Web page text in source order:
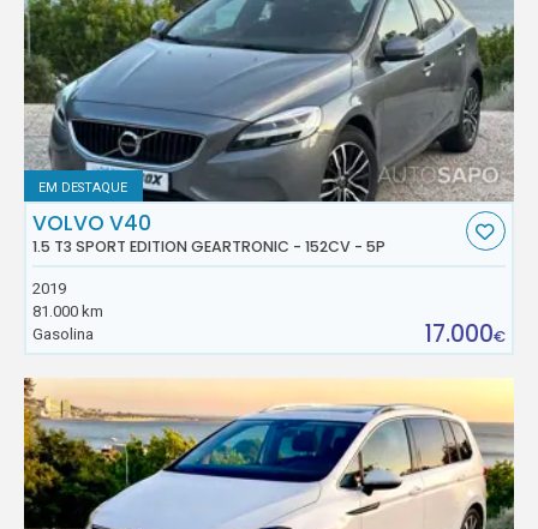
EM DESTAQUE
VOLVO V40
1.5 T3 SPORT EDITION GEARTRONIC - 152CV - 5P
2019
81.000 km
Gasolina
17.000€